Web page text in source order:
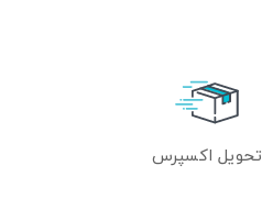
تحویل اکسپرس